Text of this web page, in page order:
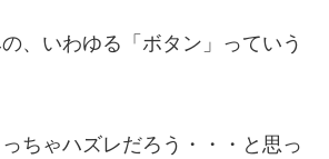
、いわゆる「ボタン」っていう
ちゃハズレだろう・・・と思っ